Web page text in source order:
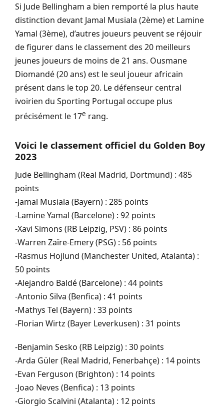
Si Jude Bellingham a bien remporté la plus haute
distinction devant Jamal Musiala (2ème) et Lamine
Yamal (3ème), d’autres joueurs peuvent se réjouir
de figurer dans le classement des 20 meilleurs
jeunes joueurs de moins de 21 ans. Ousmane
Diomandé (20 ans) est le seul joueur africain
présent dans le top 20. Le défenseur central
ivoirien du Sporting Portugal occupe plus
précisément le 17e rang.
Voici le classement officiel du Golden Boy
2023
Jude Bellingham (Real Madrid, Dortmund) : 485
points
-Jamal Musiala (Bayern) : 285 points
-Lamine Yamal (Barcelone) : 92 points
-Xavi Simons (RB Leipzig, PSV) : 86 points
-Warren Zaïre-Emery (PSG) : 56 points
-Rasmus Hojlund (Manchester United, Atalanta) :
50 points
-Alejandro Baldé (Barcelone) : 44 points
-Antonio Silva (Benfica) : 41 points
-Mathys Tel (Bayern) : 33 points
-Florian Wirtz (Bayer Leverkusen) : 31 points
-Benjamin Sesko (RB Leipzig) : 30 points
-Arda Güler (Real Madrid, Fenerbahçe) : 14 points
-Evan Ferguson (Brighton) : 14 points
-Joao Neves (Benfica) : 13 points
-Giorgio Scalvini (Atalanta) : 12 points